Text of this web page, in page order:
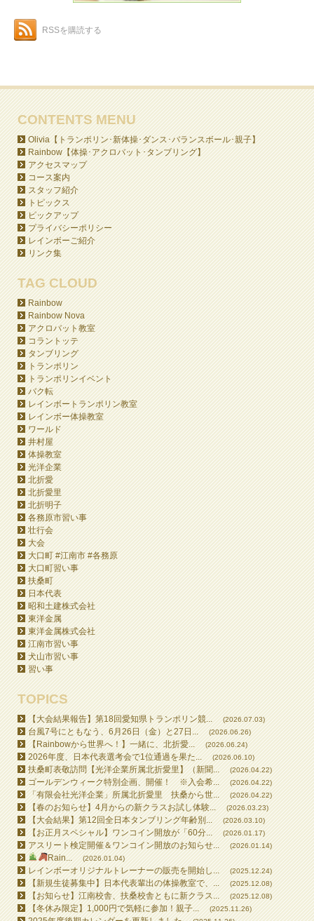
RSSを購読する
CONTENTS MENU
Olivia【トランポリン･新体操･ダンス･バランスボール･親子】
Rainbow【体操･アクロバット･タンブリング】
アクセスマップ
コース案内
スタッフ紹介
トピックス
ピックアップ
プライバシーポリシー
レインボーご紹介
リンク集
TAG CLOUD
Rainbow
Rainbow Nova
アクロバット教室
コラントッテ
タンブリング
トランポリン
トランポリンイベント
バク転
レインボートランポリン教室
レインボー体操教室
ワールド
井村屋
体操教室
光洋企業
北折愛
北折愛里
北折明子
各務原市習い事
壮行会
大会
大口町 #江南市 #各務原
大口町習い事
扶桑町
日本代表
昭和土建株式会社
東洋金属
東洋金属株式会社
江南市習い事
犬山市習い事
習い事
TOPICS
【大会結果報告】第18回愛知県トランポリン競... (2026.07.03)
台風7号にともなう、6月26日（金）と27日... (2026.06.26)
【Rainbowから世界へ！】一緒に、北折愛... (2026.06.24)
2026年度、日本代表選考会で1位通過を果た... (2026.06.10)
扶桑町表敬訪問【光洋企業所属北折愛里】（新聞... (2026.04.22)
ゴールデンウィーク特別企画、開催！ ※入会希... (2026.04.22)
「有限会社光洋企業」所属北折愛里 扶桑から世... (2026.04.22)
【春のお知らせ】4月からの新クラスお試し体験... (2026.03.23)
【大会結果】第12回全日本タンブリング年齢別... (2026.03.10)
【お正月スペシャル】ワンコイン開放が「60分... (2026.01.17)
アスリート検定開催＆ワンコイン開放のお知らせ... (2026.01.14)
Rain... (2026.01.04)
レインボーオリジナルトレーナーの販売を開始し... (2025.12.24)
【新規生徒募集中】日本代表輩出の体操教室で、... (2025.12.08)
【お知らせ】江南校舎、扶桑校舎ともに新クラス... (2025.12.08)
【冬休み限定】1,000円で気軽に参加！親子... (2025.11.26)